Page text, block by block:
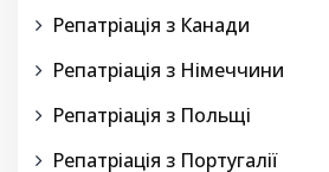
Репатріація з Канади
Репатріація з Німеччини
Репатріація з Польщі
Репатріація з Португалії